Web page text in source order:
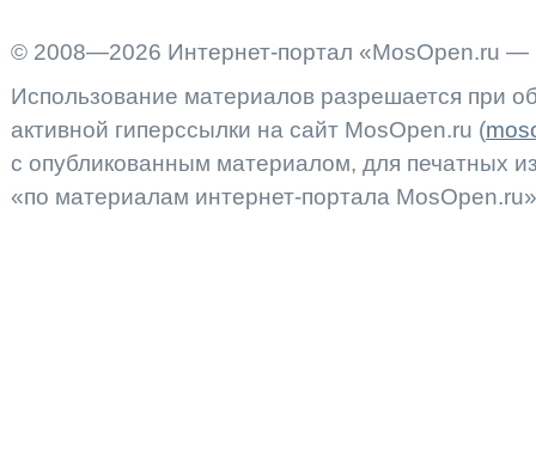
© 2008—2026 Интернет-портал «MosOpen.ru —
Использование материалов разрешается при
активной гиперссылки на сайт MosOpen.ru (
с опубликованным материалом, для печатных
«по материалам интернет-портала